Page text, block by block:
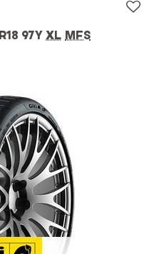
97YXL MFS